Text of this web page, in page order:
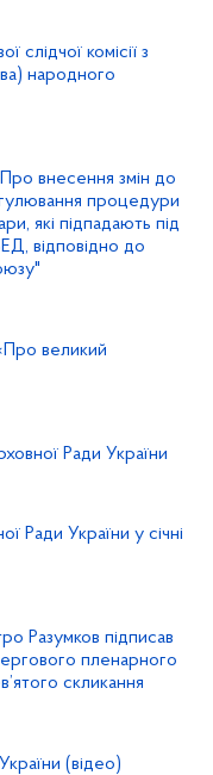
слідчої комісії з
народного
внесення змін до
процедури
які підпадають під
відповідно до
великий
Ради України
Ради України у січні
Разумков підписав
пленарного
скликання
(відео)